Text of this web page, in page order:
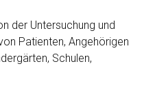
der Unter­suchung und
Patienten, Angehörigen
Schulen,